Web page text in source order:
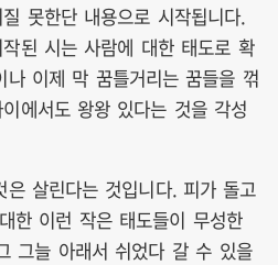
못한단 내용으로 시작됩니다.
된 시는 사람에 대한 태도로 확
나 이제 막 꿈틀거리는 꿈들을 꺾
에서도 왕왕 있다는 것을 각성
살린다는 것입니다. 피가 돌고
한 이런 작은 태도들이 무성한
그늘 아래서 쉬었다 갈 수 있을